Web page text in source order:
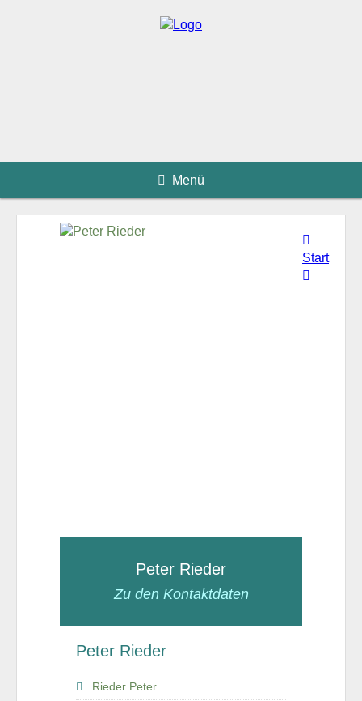
Menü
Peter Rieder
Zu den Kontaktdaten
Peter Rieder
Rieder Peter
Start